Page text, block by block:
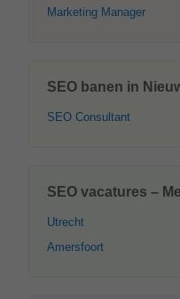
Marketing Manager
SEO banen in
SEO Consultant
SEO vacatures –
Utrecht
Amersfoort